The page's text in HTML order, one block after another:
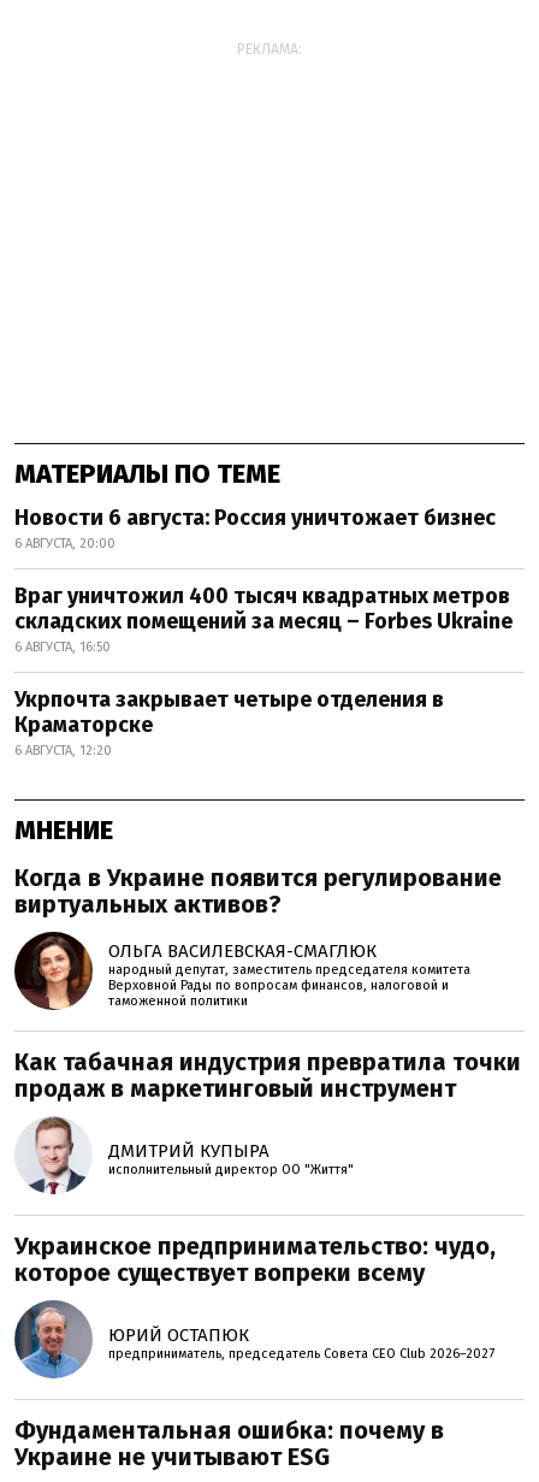
РЕКЛАМА:
МАТЕРИАЛЫ ПО ТЕМЕ
Новости 6 августа: Россия уничтожает бизнес
6 АВГУСТА, 20:00
Враг уничтожил 400 тысяч квадратных метров
складских помещений за месяц – Forbes Ukraine
6 АВГУСТА, 16:50
Укрпочта закрывает четыре отделения в
Краматорске
6 АВГУСТА, 12:20
МНЕНИЕ
Когда в Украине появится регулирование
виртуальных активов?
ОЛЬГА ВАСИЛЕВСКАЯ-СМАГЛЮК
народный депутат, заместитель председателя комитета
Верховной Рады по вопросам финансов, налоговой и
таможенной политики
Как табачная индустрия превратила точки
продаж в маркетинговый инструмент
ДМИТРИЙ КУПЫРА
исполнительный директор ОО "Життя"
Украинское предпринимательство: чудо,
которое существует вопреки всему
ЮРИЙ ОСТАПЮК
предприниматель, председатель Совета CEO Club 2026–2027
Фундаментальная ошибка: почему в
Украине не учитывают ESG